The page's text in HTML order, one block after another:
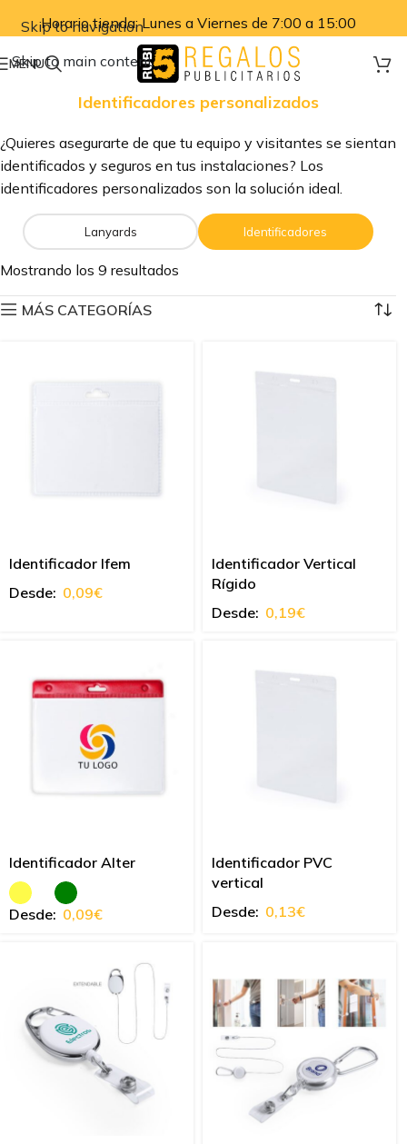
Skip to navigation
Skip to main content
Horario tienda: Lunes a Viernes de 7:00 a 15:00
MENU
Identificadores personalizados
¿Quieres asegurarte de que tu equipo y visitantes se sientan
identificados y seguros en tus instalaciones? Los
identificadores personalizados son la solución ideal.
Lanyards Identificadores
Mostrando los 9 resultados
MÁS CATEGORÍAS
Identificador Ifem
Desde: 0,09€
Identificador Vertical
Rígido
Desde: 0,19€
Identificador Alter
Desde: 0,09€
Identificador PVC
vertical
Desde: 0,13€